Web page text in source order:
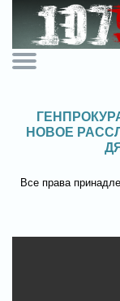
НОВОЕ
Все права